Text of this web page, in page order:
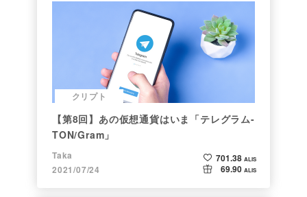
クリプト
【第8回】あの仮想通貨はいま「テレグラム-
TON/Gram」
Taka
2021/07/24
701.38 ALIS
69.90 ALIS